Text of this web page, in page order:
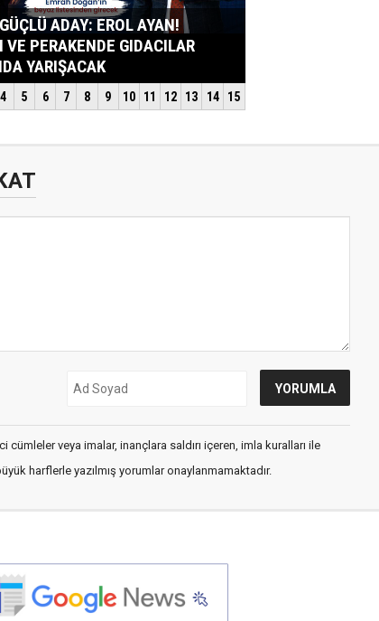
cümleler veya imalar, inançlara saldırı içeren, imla kuralları ile
harflerle yazılmış yorumlar onaylanmamaktadır.